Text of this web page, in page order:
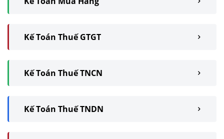
Kế Toán Thuế GTGT
Kế Toán Thuế TNCN
Kế Toán Thuế TNDN